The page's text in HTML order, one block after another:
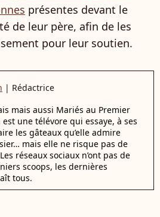
présentes devant le
de leur père, afin de les
pour leur soutien.
| Rédactrice
mais aussi Mariés au Premier
une télévore qui essaye, à ses
les gâteaux qu’elle admire
mais elle ne risque pas de
réseaux sociaux n’ont pas de
scoops, les dernières
tous.